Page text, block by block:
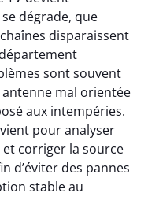
dégrade, que
disparaissent
sont souvent
antenne mal orientée
aux intempéries.
pour analyser
corriger la source
d’éviter des pannes
stable au